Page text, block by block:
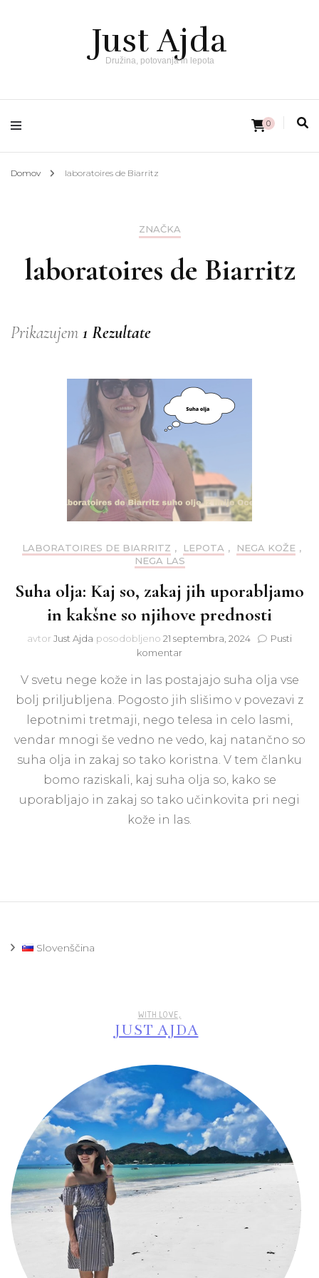
Just Ajda
Družina, potovanja in lepota
0
Domov laboratoires de Biarritz
ZNAČKA
laboratoires de Biarritz
Prikazujem 1 Rezultate
LABORATOIRES DE BIARRITZ , LEPOTA , NEGA KOŽE ,
NEGA LAS
Suha olja: Kaj so, zakaj jih uporabljamo
in kakšne so njihove prednosti
avtor Just Ajda posodobljeno 21 septembra, 2024
Pusti
komentarna
olja:
zakaj
jih
in
kakšne
prednosti
V svetu nege kože in las postajajo suha olja vse
bolj priljubljena. Pogosto jih slišimo v povezavi z
lepotnimi tretmaji, nego telesa in celo lasmi,
vendar mnogi še vedno ne vedo, kaj natančno so
suha olja in zakaj so tako koristna. V tem članku
bomo raziskali, kaj suha olja so, kako se
uporabljajo in zakaj so tako učinkovita pri negi
kože in las.
Slovenščina
WITH LOVE,
JUST AJDA